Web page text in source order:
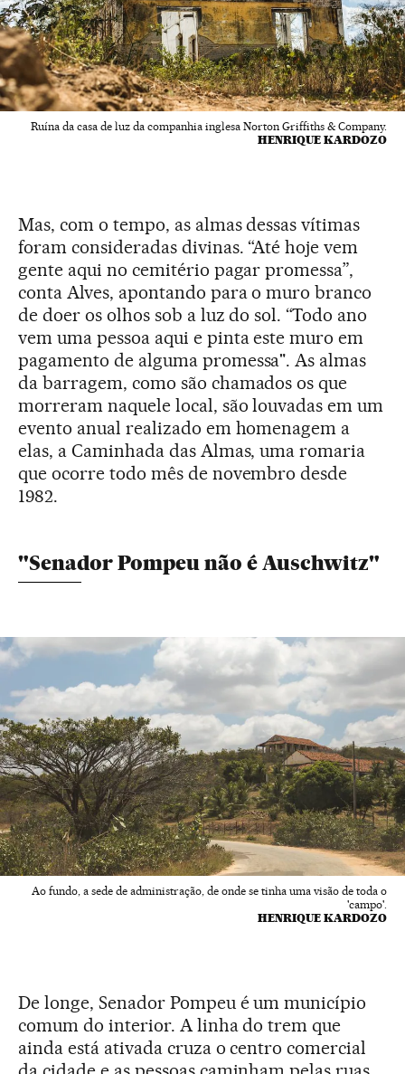
Ruína da casa de luz da companhia inglesa Norton Griffiths & Company.
HENRIQUE KARDOZO
Mas, com o tempo, as almas dessas vítimas
foram consideradas divinas. “Até hoje vem
gente aqui no cemitério pagar promessa”,
conta Alves, apontando para o muro branco
de doer os olhos sob a luz do sol. “Todo ano
vem uma pessoa aqui e pinta este muro em
pagamento de alguma promessa". As almas
da barragem, como são chamados os que
morreram naquele local, são louvadas em um
evento anual realizado em homenagem a
elas, a Caminhada das Almas, uma romaria
que ocorre todo mês de novembro desde
1982.
"Senador Pompeu não é Auschwitz"
Ao fundo, a sede de administração, de onde se tinha uma visão de toda o
'campo'.
HENRIQUE KARDOZO
De longe, Senador Pompeu é um município
comum do interior. A linha do trem que
ainda está ativada cruza o centro comercial